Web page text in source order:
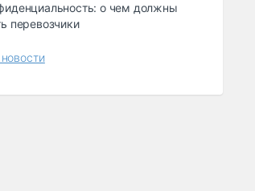
о чем должны
перевозчики